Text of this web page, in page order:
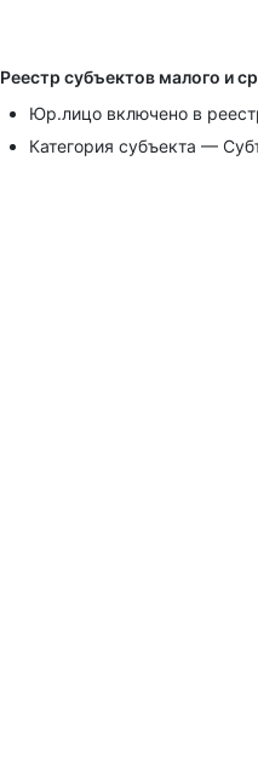
Реестр субъектов малого и
Юр.лицо включено в
Категория субъекта —